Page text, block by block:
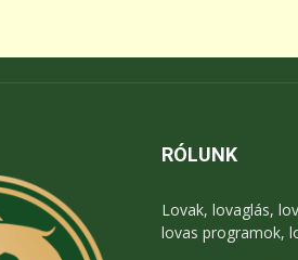
RÓLUNK
Lovak, lovaglás,
lovas programok,